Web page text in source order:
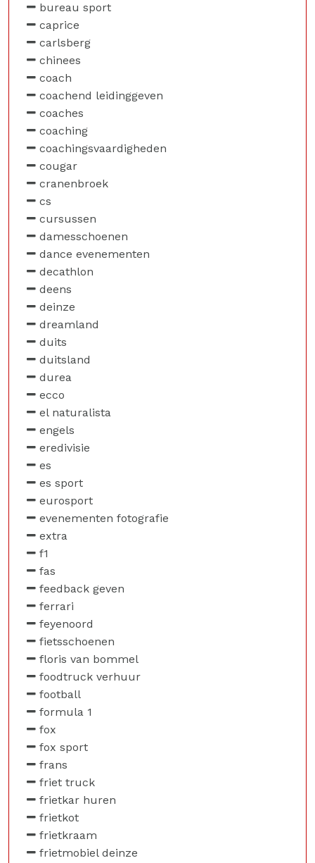
bureau sport
caprice
carlsberg
chinees
coach
coachend leidinggeven
coaches
coaching
coachingsvaardigheden
cougar
cranenbroek
cs
cursussen
damesschoenen
dance evenementen
decathlon
deens
deinze
dreamland
duits
duitsland
durea
ecco
el naturalista
engels
eredivisie
es
es sport
eurosport
evenementen fotografie
extra
f1
fas
feedback geven
ferrari
feyenoord
fietsschoenen
floris van bommel
foodtruck verhuur
football
formula 1
fox
fox sport
frans
friet truck
frietkar huren
frietkot
frietkraam
frietmobiel deinze